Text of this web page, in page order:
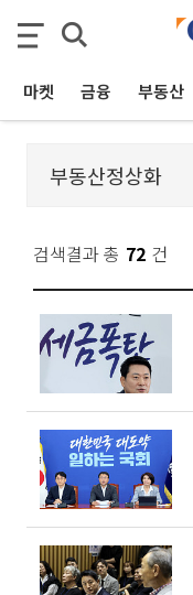
마켓 금융 부동산
검색결과 총 72 건